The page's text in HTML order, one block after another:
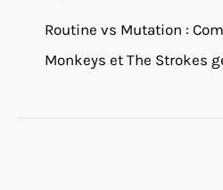
Routine vs Mutation :
Monkeys et The Strokes